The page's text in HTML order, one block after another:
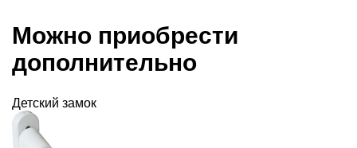
Можно приобрести
дополнительно
Детский замок